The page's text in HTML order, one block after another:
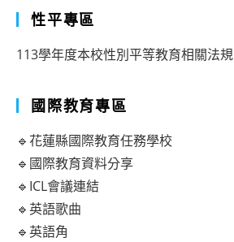
性平專區
113學年度本校性別平等教育相關法規
國際教育專區
🔹花蓮縣國際教育任務學校
🔹國際教育資料分享
🔹ICL會議連結
🔹英語歌曲
🔹英語角